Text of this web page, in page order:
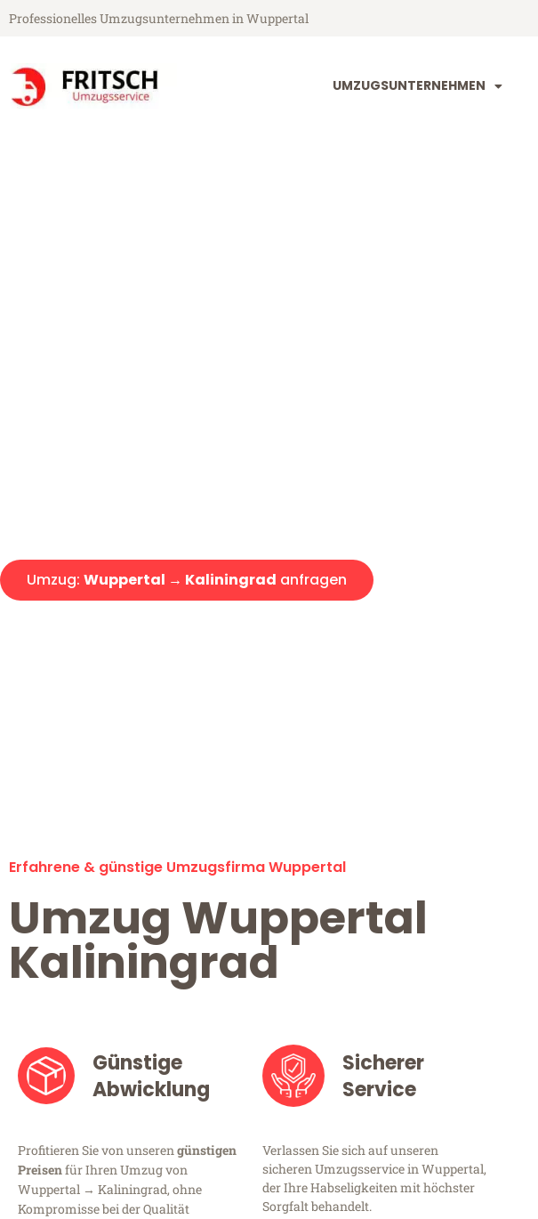
Professionelles Umzugsunternehmen in Wuppertal
UMZUGSUNTERNEHMEN
Umzug: Wuppertal → Kaliningrad anfragen
Erfahrene & günstige Umzugsfirma Wuppertal
Umzug Wuppertal
Kaliningrad
Günstige
Abwicklung
Profitieren Sie von unserengünstigen
Preisenfür Ihren Umzug von
Wuppertal → Kaliningrad, ohne
Kompromisse bei der Qualität
Sicherer
Service
Verlassen Sie sich auf unseren
sicheren Umzugsservice in Wuppertal,
der Ihre Habseligkeiten mit höchster
Sorgfalt behandelt.